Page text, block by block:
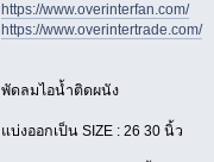
https://www.overinterfan.com/
https://www.overintertrade.com/
พัดลมไอน้ำติดผนัง
แบ่งออกเป็น SIZE : 26 30 นิ้ว